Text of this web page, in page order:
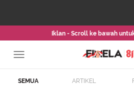
Iklan - Scroll ke bawah
SEMUA ARTIKEL